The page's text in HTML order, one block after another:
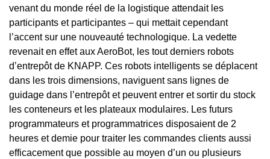
venant du monde réel de la logistique attendait les
participants et participantes – qui mettait cependant
l’accent sur une nouveauté technologique. La vedette
revenait en effet aux AeroBot, les tout derniers robots
d’entrepôt de KNAPP. Ces robots intelligents se déplacent
dans les trois dimensions, naviguent sans lignes de
guidage dans l’entrepôt et peuvent entrer et sortir du stock
les conteneurs et les plateaux modulaires. Les futurs
programmateurs et programmatrices disposaient de 2
heures et demie pour traiter les commandes clients aussi
efficacement que possible au moyen d’un ou plusieurs